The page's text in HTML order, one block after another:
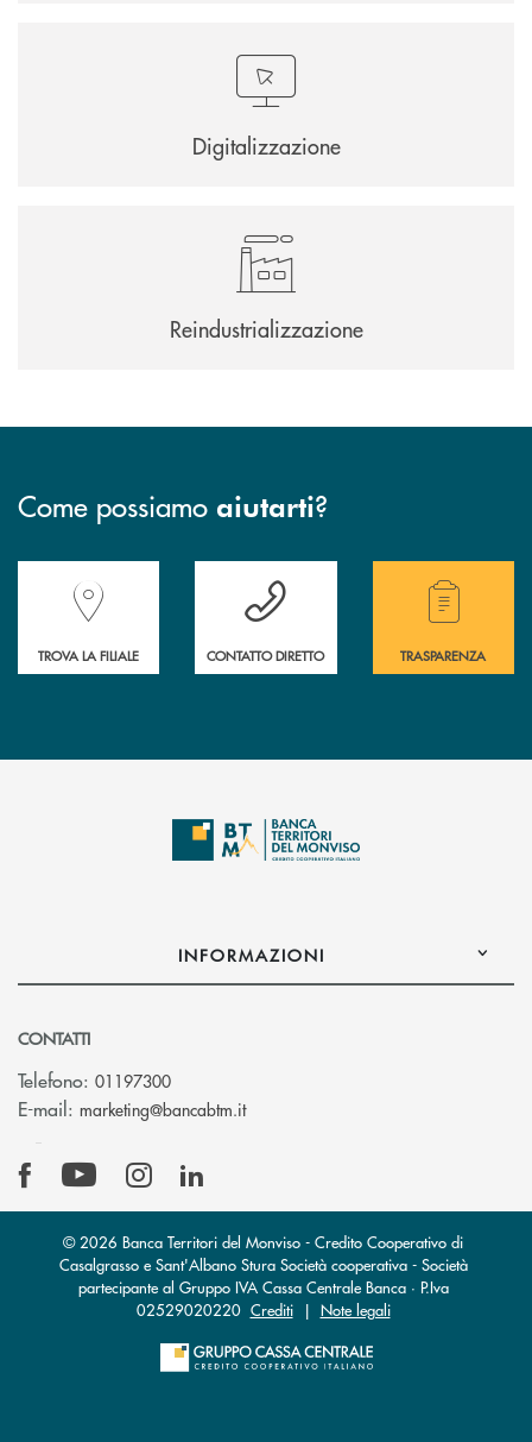
Digitalizzazione
Reindustrializzazione
Come possiamo aiutarti?
Accedi all' elenco completo delle filiali della Banca.
TROVA LA FILIALE
Hai bisogno di assistenza immediata?
CONTATTO DIRETTO
Hai bisogno di
TRASPARENZA
INFORMAZIONI
CONTATTI
Telefono: 01197300
E-mail: marketing@bancabtm.it(si apre l’app di posta elettronica)
© 2026 Banca Territori del Monviso - Credito Cooperativo di
Casalgrasso e Sant'Albano Stura Società cooperativa - Società
partecipante al Gruppo IVA Cassa Centrale Banca · P.Iva
02529020220 Crediti| Note legali